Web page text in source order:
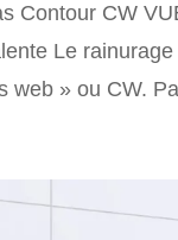
Contour CW
Le
web » ou CW.